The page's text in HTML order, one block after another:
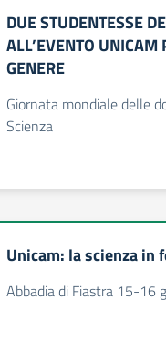
DUE STUDENTESSE
ALL’EVENTO UNICAM
GENERE
Giornata mondiale delle
Scienza
Unicam: la scienza in
Abbadia di Fiastra 15-16